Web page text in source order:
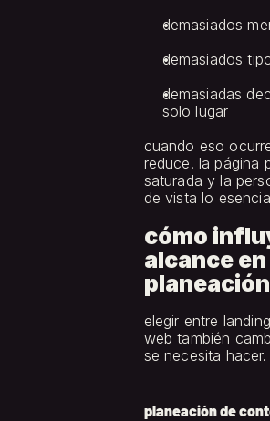
demasiados
demasiados
demasiadas
solo lugar
cuando eso
reduce. la página
saturada y la
de vista lo
cómo
alcance en
planeación
elegir entre
web también
se necesita hacer.
planeación de